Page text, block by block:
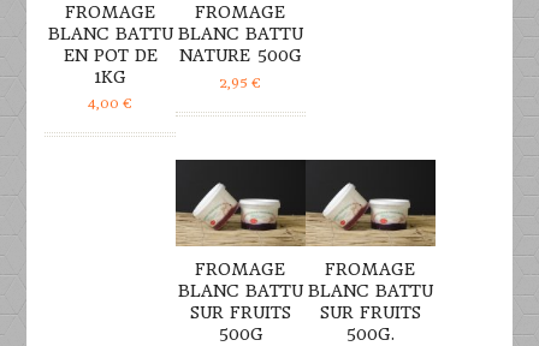
FROMAGE
BLANC BATTU
EN POT DE
1KG
4,00€
FROMAGE
BLANC BATTU
NATURE 500G
2,95€
FROMAGE
BLANC BATTU
SUR FRUITS
500G
FROMAGE
BLANC BATTU
SUR FRUITS
500G.